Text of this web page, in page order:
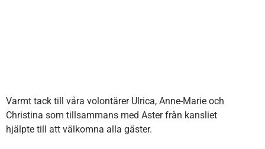
Varmt tack till våra volontärer Ulrica, Anne-Marie och
Christina som tillsammans med Aster från kansliet
hjälpte till att välkomna alla gäster.